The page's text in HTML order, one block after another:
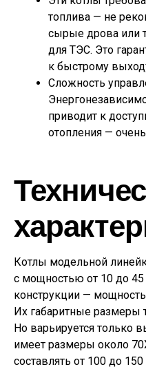
топлива — не
сырые дрова или
для ТЭС. Это
к быстрому
Сложность
приводит к
отопления —
Котлы модельной
с мощностью от 10 до
конструкции —
Их габаритные размеры
Но варьируется только
имеет размеры около
составлять от 100 до 150